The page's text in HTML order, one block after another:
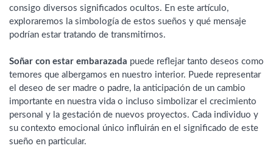
consigo diversos significados ocultos. En este artículo,
exploraremos la simbología de estos sueños y qué mensaje
podrían estar tratando de transmitirnos.
Soñar con estar embarazada puede reflejar tanto deseos como
temores que albergamos en nuestro interior. Puede representar
el deseo de ser madre o padre, la anticipación de un cambio
importante en nuestra vida o incluso simbolizar el crecimiento
personal y la gestación de nuevos proyectos. Cada individuo y
su contexto emocional único influirán en el significado de este
sueño en particular.